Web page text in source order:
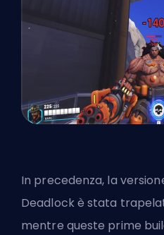
In precedenza, la
Deadlock è stata
mentre queste prime